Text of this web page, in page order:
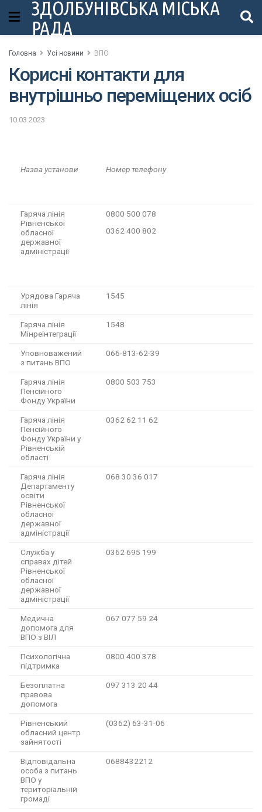
ЗДОЛБУНІВСЬКА МІСЬКА
РАДА
Головна Усі новини ВПО
Корисні контакти для
внутрішньо переміщених осіб
10.03.2023
Назва установи Номер телефону
Гаряча лінія
Рівненської
обласної
державної
адміністрації
0800 500 078
0362 400 802
Урядова Гаряча
лінія
1545
Гаряча лінія
Мінреінтеграції
1548
Уповноважений
з питань ВПО
066-813-62-39
Гаряча лінія
Пенсійного
Фонду України
0800 503 753
Гаряча лінія
Пенсійного
Фонду України у
Рівненській
області
0362 62 11 62
Гаряча лінія
Департаменту
освіти
Рівненської
обласної
державної
адміністрації
068 30 36 017
Служба у
справах дітей
Рівненської
обласної
державної
адміністрації
0362 695 199
Медична
допомога для
ВПО з ВІЛ
067 077 59 24
Психологічна
підтримка
0800 400 378
Безоплатна
правова
допомога
097 313 20 44
Рівненський
обласний центр
зайнятості
(0362) 63-31-06
Відповідальна
особа з питань
ВПО у
територіальній
громаді
0688432212